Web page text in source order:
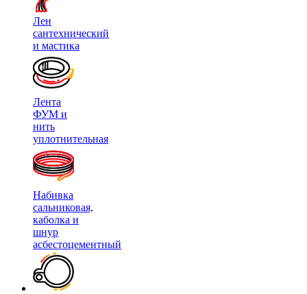
Лен
сантехнический
и мастика
Лента
ФУМ и
нить
уплотнительная
Набивка
сальниковая,
каболка и
шнур
асбестоцементный